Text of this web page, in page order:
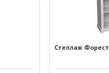
Стеллаж Форест